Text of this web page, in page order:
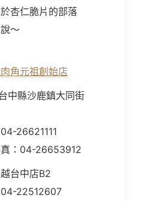
杏仁脆片的部落
～
角元祖創始店
中縣沙鹿鎮大同街
26621111
：04-26653912
台中店B2
22512607